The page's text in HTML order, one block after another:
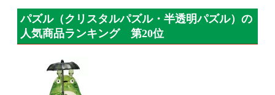
パズル（クリスタルパズル・半透明パズル）の
人気商品ランキング 第20位